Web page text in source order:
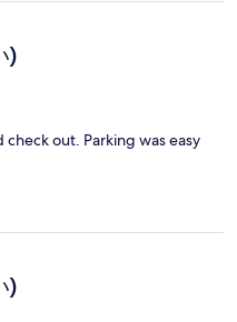
)
check out. Parking was easy
)